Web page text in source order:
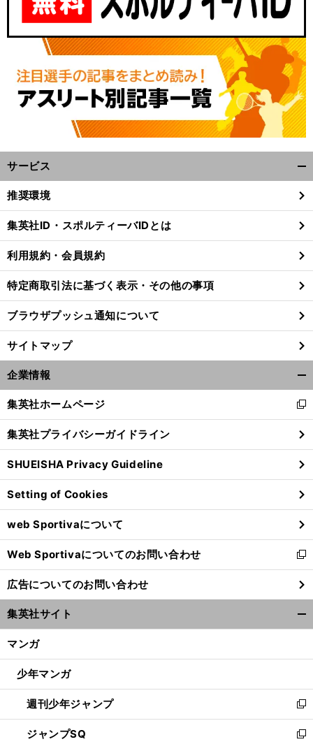
サービス
閉
る
推奨環境
集英社ID・スポルティーバIDとは
利用規約・会員規約
特定商取引法に基づく表示・その他の事項
ブラウザプッシュ通知について
サイトマップ
企業情報
閉
る
集英社ホームページ
新
し
い
ウ
ィ
ン
ド
ウ
で
開
く
集英社プライバシーガイドライン
SHUEISHA Privacy Guideline
Setting of Cookies
web Sportivaについて
Web Sportivaについてのお問い合わせ
新
し
い
ウ
ィ
ン
ウ
開
く
広告についてのお問い合わせ
集英社サイト
マンガ
少年マンガ
週刊少年ジャンプ
新
し
い
ジャンプSQ
新